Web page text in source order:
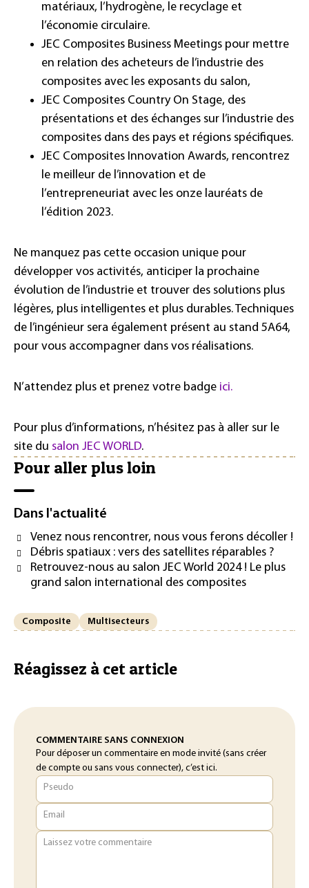
matériaux, l’hydrogène, le recyclage et
l’économie circulaire.
JEC Composites Business Meetings pour mettre
en relation des acheteurs de l’industrie des
composites avec les exposants du salon,
JEC Composites Country On Stage, des
présentations et des échanges sur l’industrie des
composites dans des pays et régions spécifiques.
JEC Composites Innovation Awards, rencontrez
le meilleur de l’innovation et de
l’entrepreneuriat avec les onze lauréats de
l’édition 2023.
Ne manquez pas cette occasion unique pour
développer vos activités, anticiper la prochaine
évolution de l’industrie et trouver des solutions plus
légères, plus intelligentes et plus durables. Techniques
de l’ingénieur sera également présent au stand 5A64,
pour vous accompagner dans vos réalisations.
N’attendez plus et prenez votre badge ici.
Pour plus d’informations, n’hésitez pas à aller sur le
site du salon JEC WORLD.
Pour aller plus loin
Dans l'actualité
Venez nous rencontrer, nous vous ferons décoller !
Débris spatiaux : vers des satellites réparables ?
Retrouvez-nous au salon JEC World 2024 ! Le plus
grand salon international des composites
Composite Multisecteurs
Réagissez à cet article
COMMENTAIRE SANS CONNEXION
Pour déposer un commentaire en mode invité (sans créer
de compte ou sans vous connecter), c’est ici.
Pseudo
Email
Laissez votre commentaire